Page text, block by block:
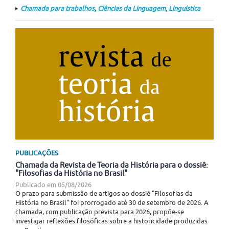
Chamada para trabalhos, Ciências da Linguagem, Linguística
PUBLICAÇÕES
Chamada da Revista de Teoria da História para o dossiê:
"Filosofias da História no Brasil"
Publicado em 05/08/2026
O prazo para submissão de artigos ao dossiê "Filosofias da
História no Brasil" foi prorrogado até 30 de setembro de 2026. A
chamada, com publicação prevista para 2026, propõe-se
investigar reflexões filosóficas sobre a historicidade produzidas